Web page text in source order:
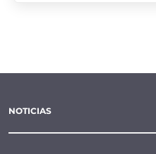
NOTICIAS